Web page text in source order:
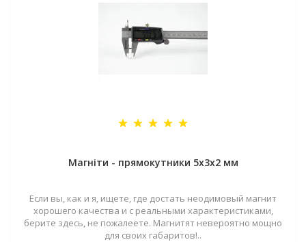
Магніти - прямокутники 5x3x2 мм
Если вы, как и я, ищете, где достать неодимовый магнит
хорошего качества и с реальными характеристиками,
берите здесь, не пожалеете. Магнитят невероятно мощно
для своих габаритов!..